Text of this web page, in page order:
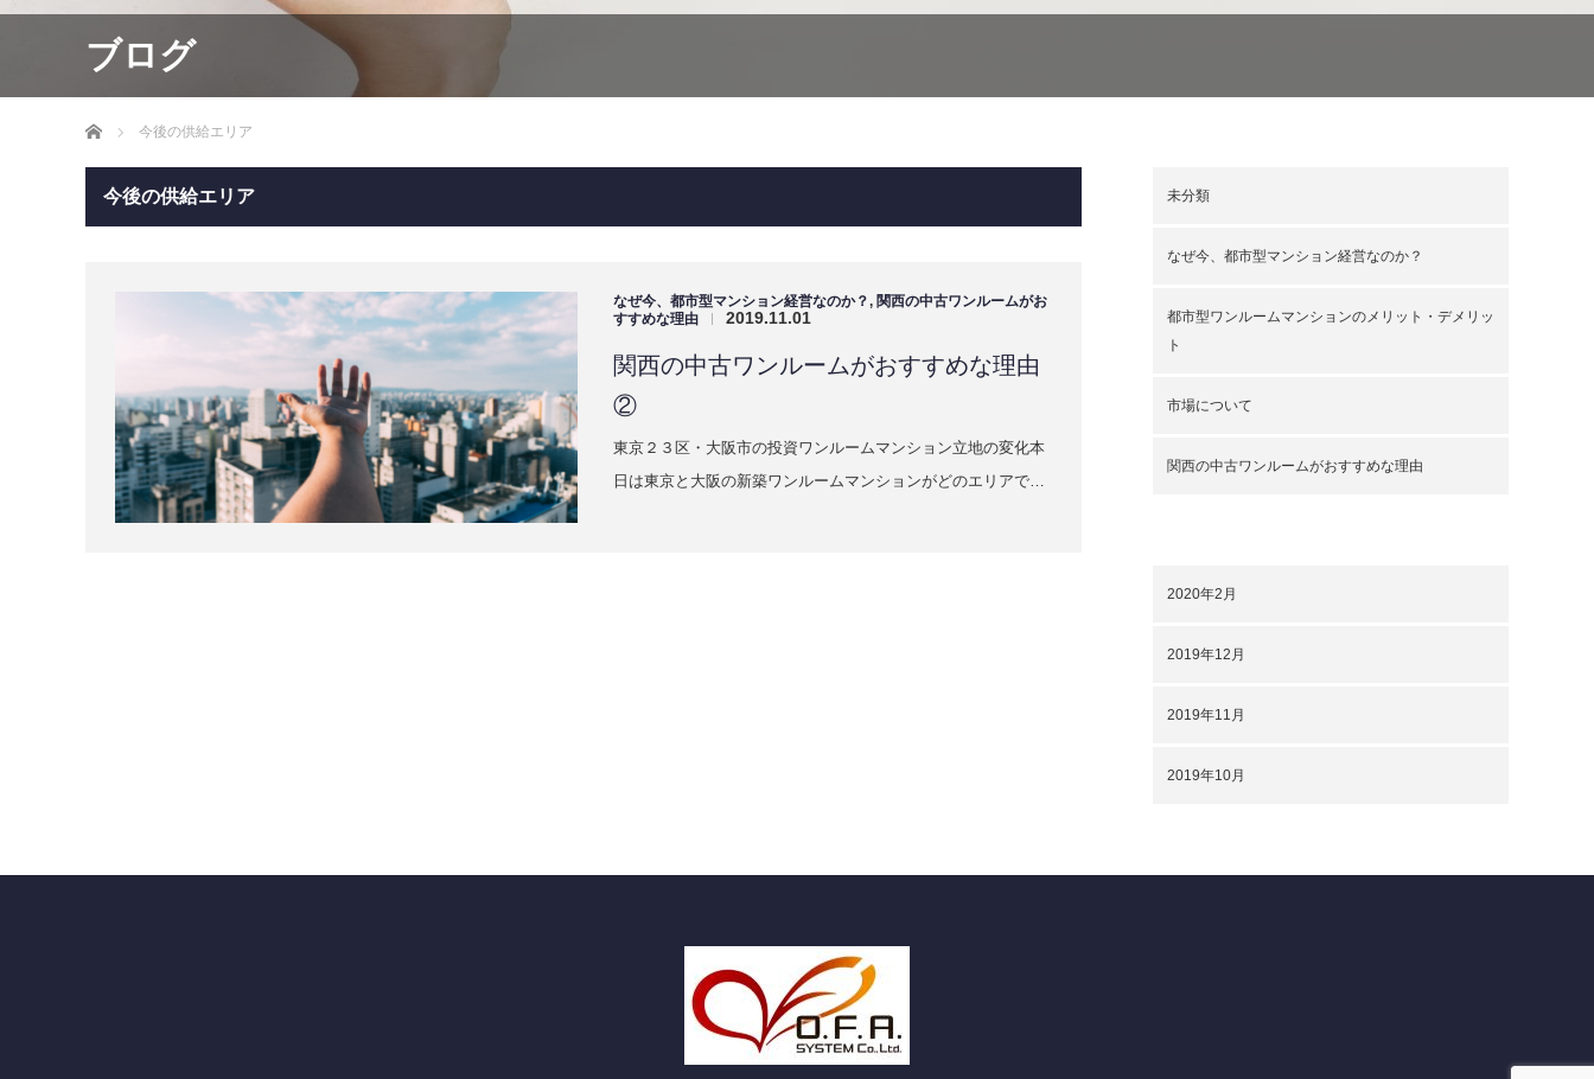
ブログ
ホーム 今後の供給エリア
今後の供給エリア
なぜ今、都市型マンション経営なのか？, 関西の中古ワンルームがお
すすめな理由
| 2019.11.01
関西の中古ワンルームがおすすめな理由
②
東京２３区・大阪市の投資ワンルームマンション立地の変化本
日は東京と大阪の新築ワンルームマンションがどのエリアで…
未分類
なぜ今、都市型マンション経営なのか？
都市型ワンルームマンションのメリット・デメリッ
ト
市場について
関西の中古ワンルームがおすすめな理由
2020年2月
2019年12月
2019年11月
2019年10月